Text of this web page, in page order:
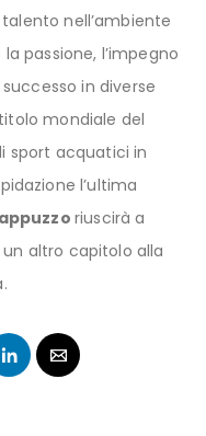
nell’ambiente
passione, l’impegno
in diverse
mondiale del
sport acquatici in
l’ultima
riuscirà a
altro capitolo alla